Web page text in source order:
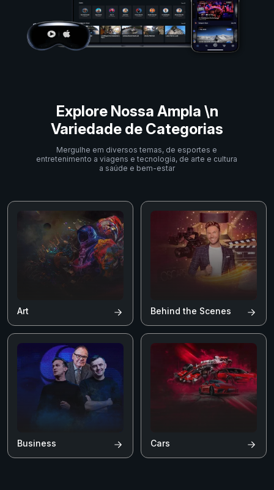
Explore Nossa Ampla \n
Variedade de Categorias
Mergulhe em diversos temas, de esportes e
entretenimento a viagens e tecnologia, de arte e cultura
a saúde e bem-estar
Art Behind the Scenes
Business Cars